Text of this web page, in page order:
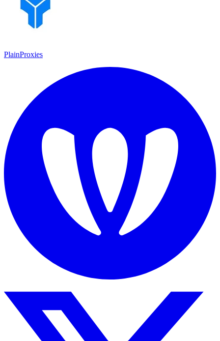
PlainProxies